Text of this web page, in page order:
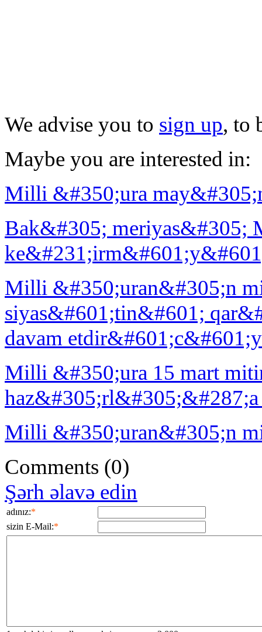
We advise you to sign up, to
Maybe you are interested in:
Milli &#350;ura
Bak&#305; meriyas&#305;
Milli &#350;uran&#305;n
siyas&#601;tin&#601;
davam
Milli &#350;ura 15 mart
Milli &#350;uran&#305;n
Comments (0)
Şərh əlavə edin
adınız:*
sizin E-Mail:*